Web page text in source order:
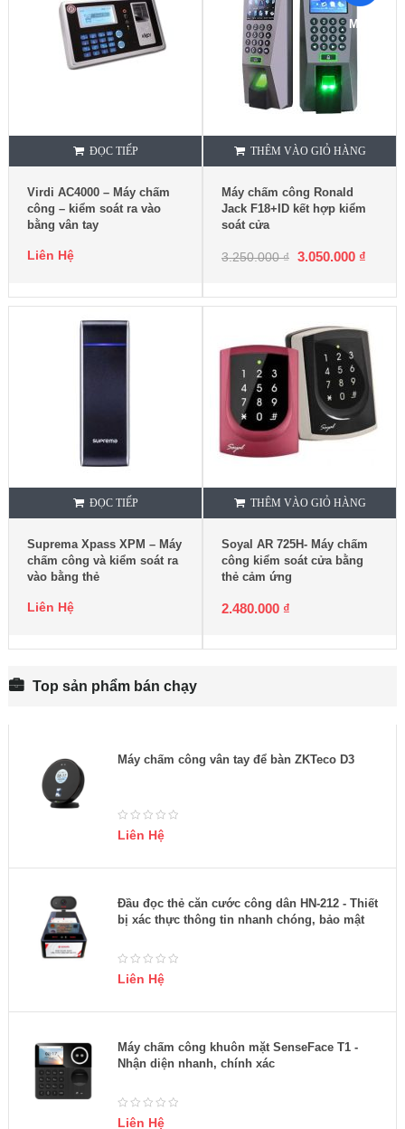
ĐỌC TIẾP
Virdi AC4000 – Máy chấm
công – kiểm soát ra vào
bằng vân tay
Liên Hệ
MẠI
THÊM VÀO GIỎ HÀNG
Máy chấm công Ronald
Jack F18+ID kết hợp kiểm
soát cửa
3.250.000₫ 3.050.000 ₫
ĐỌC TIẾP
Suprema Xpass XPM – Máy
chấm công và kiểm soát ra
vào bằng thẻ
Liên Hệ
THÊM VÀO GIỎ HÀNG
Soyal AR 725H- Máy chấm
công kiểm soát cửa bằng
thẻ cảm ứng
2.480.000 ₫
Top sản phẩm bán chạy
Máy chấm công vân tay để bàn ZKTeco D3
Liên Hệ
Đầu đọc thẻ căn cước công dân HN-212 - Thiết
bị xác thực thông tin nhanh chóng, bảo mật
Liên Hệ
Máy chấm công khuôn mặt SenseFace T1 -
Nhận diện nhanh, chính xác
Liên Hệ